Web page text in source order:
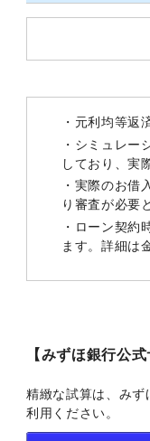
・元利均等返
・シミュレー
しており、実
・実際のお借
り審査が必要
・ローン契約
ます。詳細は
【みずほ銀行公式
精緻な試算は、み
利用ください。